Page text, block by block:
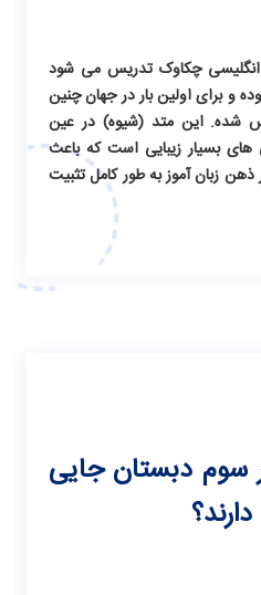
انگلیسی چکاوک تدریس می شود
و برای اولین بار در جهان چنین
شده. این متد (شیوه) در عین
بسیار زیبایی است که باعث
زبان آموز به طور کامل تثبیت
سوم دبستان جایی